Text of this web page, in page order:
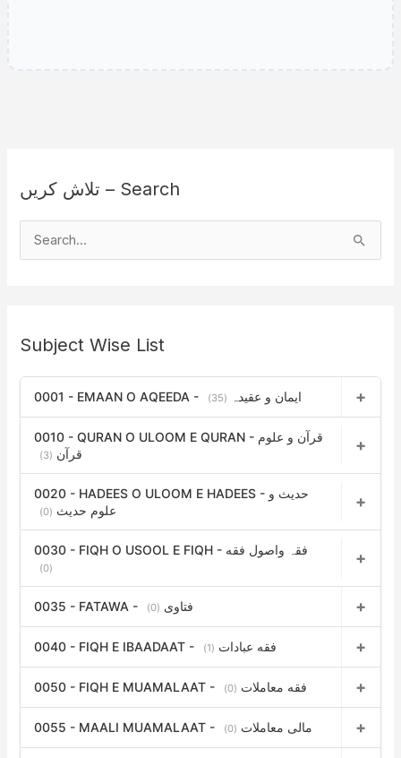
تلاش کریں – Search
c
h
:
Subject Wise List
0001 - EMAAN O AQEEDA - ایمان و عقیدہ (35)
0010 - QURAN O ULOOM E QURAN - قرآن و علوم
قرآن (3)
0020 - HADEES O ULOOM E HADEES - حدیث و
علوم حدیث (0)
0030 - FIQH O USOOL E FIQH - فقہ واصول فقه
(0)
0035 - FATAWA - فتاوی (0)
0040 - FIQH E IBAADAAT - فقه عبادات (1)
0050 - FIQH E MUAMALAAT - فقه معاملات (0)
0055 - MAALI MUAMALAAT - مالی معاملات (0)